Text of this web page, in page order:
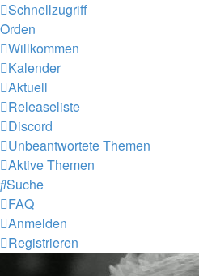
Schnellzugriff
Orden
Willkommen
Kalender
Aktuell
Releaseliste
Discord
Unbeantwortete Themen
Aktive Themen
Suche
FAQ
Anmelden
Registrieren